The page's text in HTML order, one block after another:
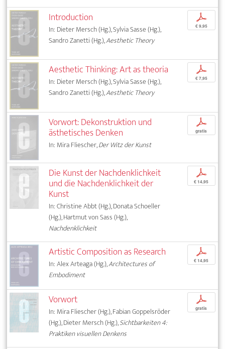
Introduction
In: Dieter Mersch (Hg.), Sylvia Sasse (Hg.),
Sandro Zanetti (Hg.),Aesthetic Theory
p
€ 9,95
Aesthetic Thinking: Art as theoria
In: Dieter Mersch (Hg.), Sylvia Sasse (Hg.),
Sandro Zanetti (Hg.),Aesthetic Theory
p
€ 7,95
Vorwort: Dekonstruktion und
ästhetisches Denken
In: Mira Fliescher,Der Witz der Kunst
p
gratis
Die Kunst der Nachdenklichkeit
und die Nachdenklichkeit der
Kunst
In: Christine Abbt (Hg.), Donata Schoeller
(Hg.), Hartmut von Sass (Hg.),
Nachdenklichkeit
p
€ 14,95
Artistic Composition as Research
In: Alex Arteaga (Hg.),Architectures of
Embodiment
p
€ 14,95
Vorwort
In: Mira Fliescher (Hg.), Fabian Goppelsröder
(Hg.), Dieter Mersch (Hg.),Sichtbarkeiten 4:
Praktiken visuellen Denkens
p
gratis